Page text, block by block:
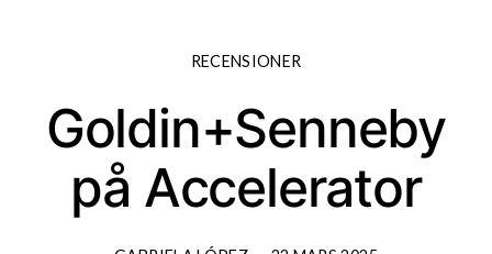
RECENSIONER
Goldin+Senneby
på Accelerator